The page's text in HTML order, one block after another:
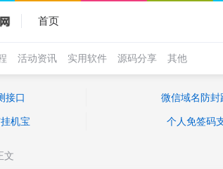
首页
活动资讯 实用软件 源码分享 其他
接口 微信域名防封
机宝 个人免签码
文